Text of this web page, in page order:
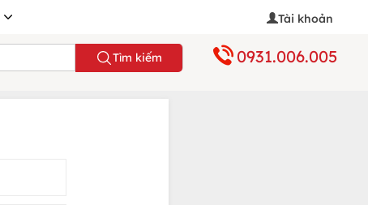
Tài khoản
Tìm kiếm 0931.006.005